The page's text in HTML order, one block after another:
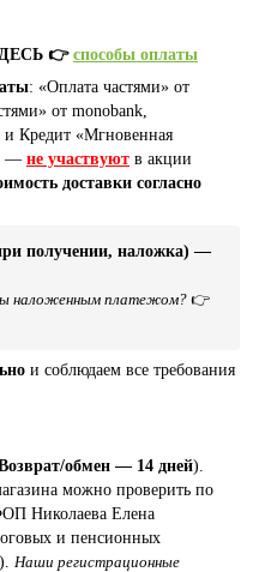
👉способы оплаты
: «Оплата частями» от
от monobank,
Кредит «Мгновенная
— не участвуют в акции
доставки согласно
получении, наложка) —
наложенным платежом? 👉
и соблюдаем все требования
обмен — 14 дней).
можно проверить по
Николаева Елена
и пенсионных
Наши регистрационные